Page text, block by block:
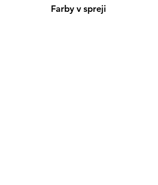
Farby v spreji